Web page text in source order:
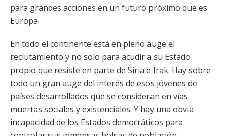
para grandes acciones en un futuro próximo que es
Europa.
En todo el continente está en pleno auge el
reclutamiento y no solo para acudir a su Estado
propio que resiste en parte de Siria e Irak. Hay sobre
todo un gran auge del interés de esos jóvenes de
países desarrollados que se consideran en vías
muertas sociales y existenciales. Y hay una obvia
incapacidad de los Estados democráticos para